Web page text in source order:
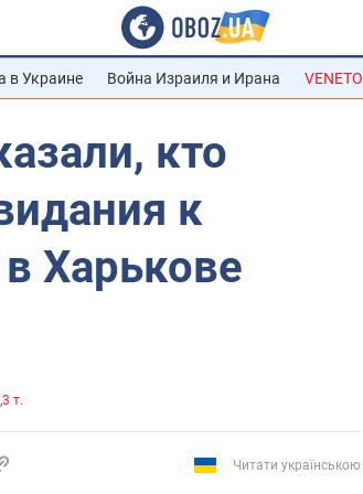
в Украине Война Израиля и Ирана VENETO
кто
к
Харькове
т.
Читати українською